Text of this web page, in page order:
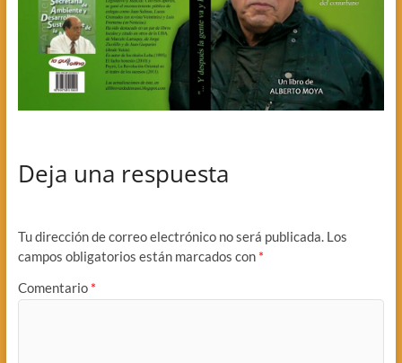
Deja una respuesta
Tu dirección de correo electrónico no será publicada. Los
campos obligatorios están marcados con *
Comentario *